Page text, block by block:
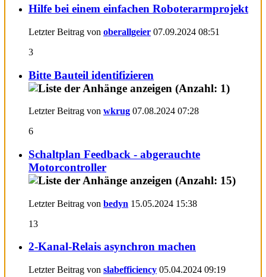
Hilfe bei einem einfachen Roboterarmprojekt
Letzter Beitrag von oberallgeier 07.09.2024 08:51
3
Bitte Bauteil identifizieren
Letzter Beitrag von wkrug 07.08.2024 07:28
6
Schaltplan Feedback - abgerauchte
Motorcontroller
Letzter Beitrag von bedyn 15.05.2024 15:38
13
2-Kanal-Relais asynchron machen
Letzter Beitrag von slabefficiency 05.04.2024 09:19